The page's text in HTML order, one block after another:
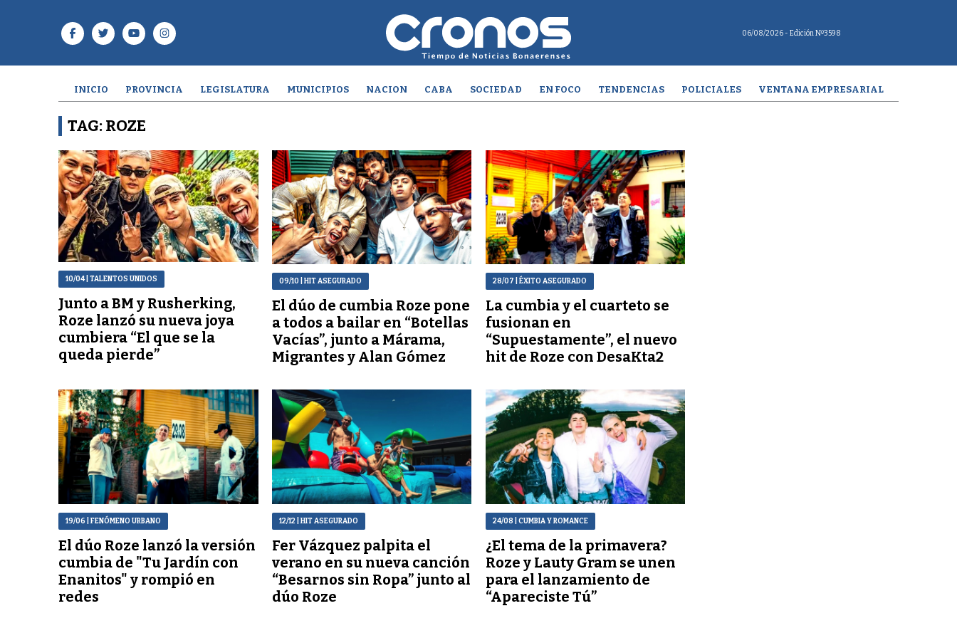
06/08/2026 - Edición Nº3598
INICIO PROVINCIA LEGISLATURA MUNICIPIOS NACION CABA SOCIEDAD EN FOCO TENDENCIAS POLICIALES VENTANA EMPRESARIAL
TAG: ROZE
10/04| TALENTOS UNIDOS
Junto a BM y Rusherking,
Roze lanzó su nueva joya
cumbiera “El que se la
queda pierde”
09/10 | HIT ASEGURADO
El dúo de cumbia Roze pone
a todos a bailar en “Botellas
Vacías”, junto a Márama,
Migrantes y Alan Gómez
28/07 | ÉXITO ASEGURADO
La cumbia y el cuarteto se
fusionan en
“Supuestamente”, el nuevo
hit de Roze con DesaKta2
19/06 | FENÓMENO URBANO
El dúo Roze lanzó la versión
cumbia de "Tu Jardín con
Enanitos" y rompió en
redes
12/12| HIT ASEGURADO
Fer Vázquez palpita el
verano en su nueva canción
“Besarnos sin Ropa” junto al
dúo Roze
24/08 | CUMBIA Y ROMANCE
¿El tema de la primavera?
Roze y Lauty Gram se unen
para el lanzamiento de
“Apareciste Tú”